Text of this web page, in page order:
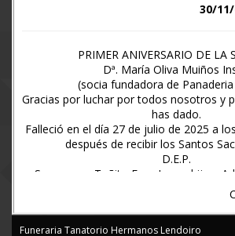
Sarandones - Abegondo, 2 de agosto
30/
PRIMER ANIVERSARIO DE LA
Dª. María Oliva Muiños
(socia fundadora de
Gracias por luchar por todos nosotros y
has dado.
Falleció en el día 27 de julio de 2025 a
después de recibir los Santos
D.E.P.
Su esposo, Toñito Fero Insua; hijos,
Muiños; madre, Casilda Insua
Muiños Caridad); hermanos, Xavier,
Insua; hermanos políticos, Elisa,
Funeraria Tanatorio Hermanos Lendoiro